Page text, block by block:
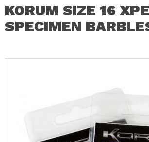
KORUM SIZE 16
SPECIMEN